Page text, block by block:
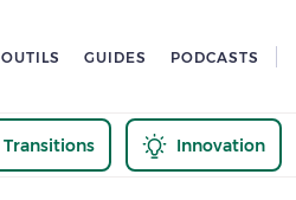
OUTILS GUIDES PODCASTS
Transitions Innovation